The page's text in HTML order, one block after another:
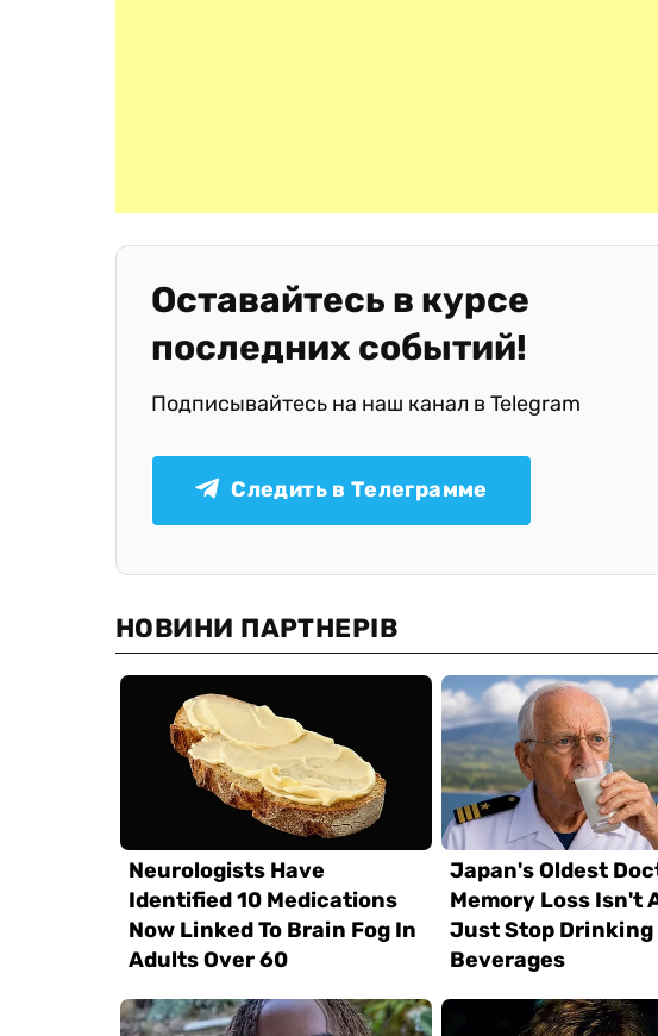
Оставайтесь в курсе
последних событий!
Подписывайтесь на наш канал в Telegram
Следить в Телеграмме